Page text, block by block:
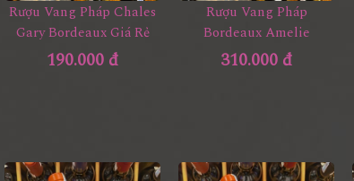
Rượu Vang Pháp Chales
Gary Bordeaux Giá Rẻ
190.000 đ
Rượu Vang Pháp
Bordeaux Amelie
310.000 đ